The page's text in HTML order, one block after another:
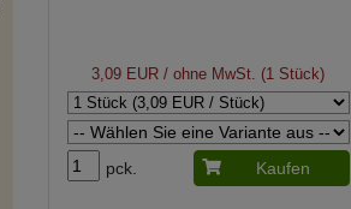
3,09 EUR / ohne MwSt. (1 Stück)
pck. Kaufen